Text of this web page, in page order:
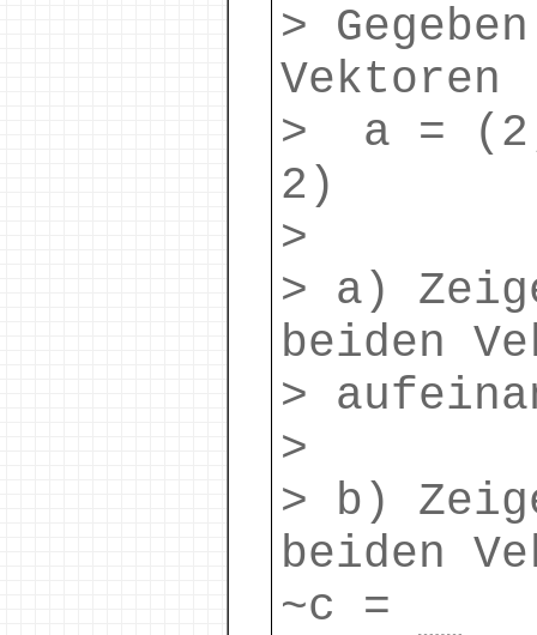
>
Vektoren
> a =
2)
>
> a)
beiden
>
>
> b)
beiden
~c =